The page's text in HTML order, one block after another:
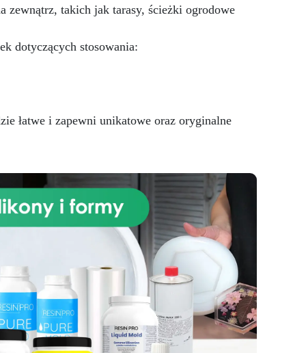
zewnątrz, takich jak tarasy, ścieżki ogrodowe
dotyczących stosowania:
łatwe i zapewni unikatowe oraz oryginalne